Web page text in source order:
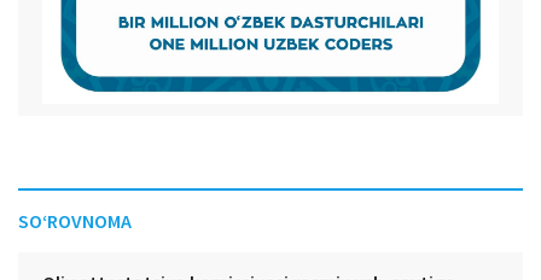
SO‘ROVNOMA